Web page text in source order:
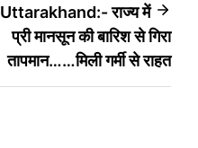
Uttarakhand:- राज्य में
प्री मानसून की बारिश से गिरा
तापमान……मिली गर्मी से राहत